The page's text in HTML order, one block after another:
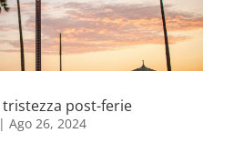
post-ferie
| Ago 26, 2024